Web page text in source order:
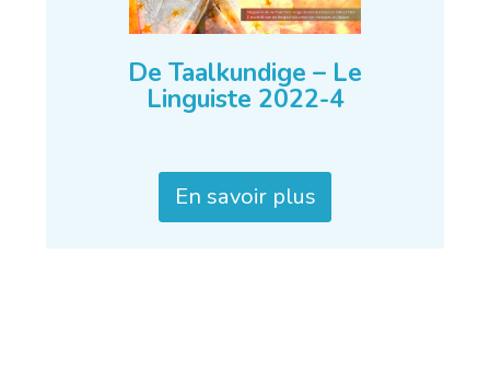
De Taalkundige – Le
Linguiste 2022-4
En savoir plus